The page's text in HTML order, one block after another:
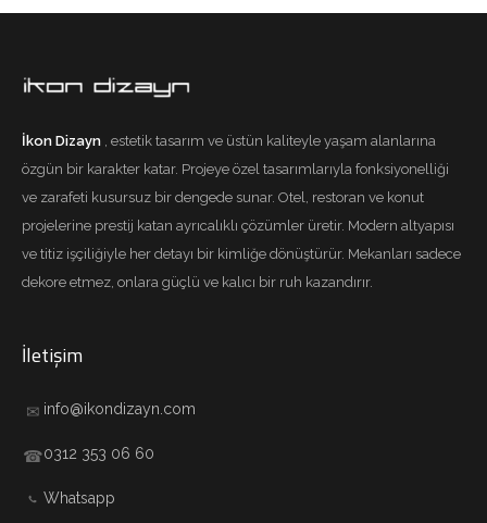
İkon Dizayn , estetik tasarım ve üstün kaliteyle yaşam alanlarına
özgün bir karakter katar. Projeye özel tasarımlarıyla fonksiyonelliği
ve zarafeti kusursuz bir dengede sunar. Otel, restoran ve konut
projelerine prestij katan ayrıcalıklı çözümler üretir. Modern altyapısı
ve titiz işçiliğiyle her detayı bir kimliğe dönüştürür. Mekanları sadece
dekore etmez, onlara güçlü ve kalıcı bir ruh kazandırır.
İletişim
✉ info@ikondizayn.com
☎0312 353 06 60
Whatsapp